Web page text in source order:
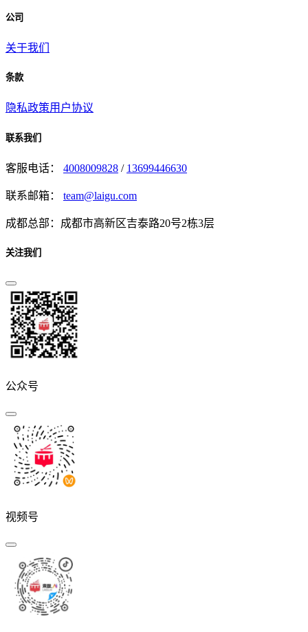
公司
关于我们
条款
隐私政策用户协议
联系我们
客服电话： 4008009828 / 13699446630
联系邮箱： team@laigu.com
成都总部：成都市高新区吉泰路20号2栋3层
关注我们
公众号
视频号